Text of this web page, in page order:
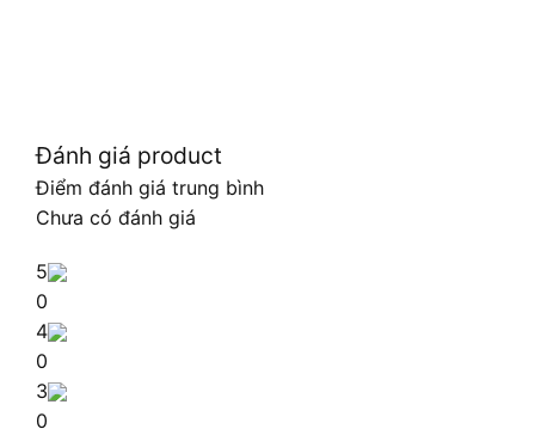
Đánh giá product
Điểm đánh giá trung bình
Chưa có đánh giá
5
0
4
0
3
0